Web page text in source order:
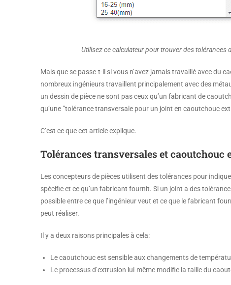
Utilisez ce calculateur pour trouver des
Mais que se passe-t-il si vous n’avez jamais travaillé avec du
nombreux ingénieurs travaillent principalement avec des
un dessin de pièce ne sont pas ceux qu’un fabricant de
qu’une ”tolérance transversale pour un joint en caoutchouc
C’est ce que cet article explique.
Tolérances transversales et caoutchouc
Les concepteurs de pièces utilisent des tolérances pour
spécifie et ce qu’un fabricant fournit. Si un joint a des
possible entre ce que l’ingénieur veut et ce que le fabricant
peut réaliser.
Il y a deux raisons principales à cela:
Le caoutchouc est sensible aux changements de
Le processus d’extrusion lui-même modifie la taille du